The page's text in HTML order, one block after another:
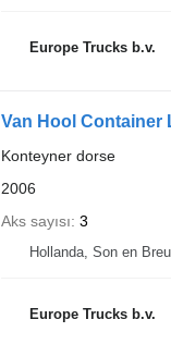
Europe Trucks b.v.
Van Hool Container
Konteyner dorse
2006
Aks sayısı 3
Hollanda, Son en
Europe Trucks b.v.